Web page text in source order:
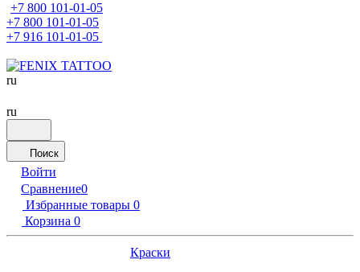
+7 800 101-01-05
+7 800 101-01-05
+7 916 101-01-05
ru
ru
Поиск
Войти
Сравнение0
Избранные товары 0
Корзина 0
Краски